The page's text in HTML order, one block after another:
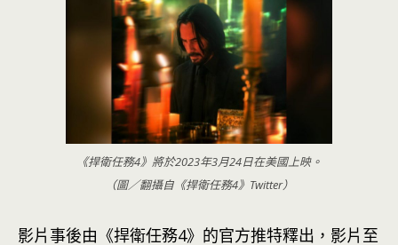
《捍衛任務4》將於2023年3月24日在美國上映。
（圖／翻攝自《捍衛任務4》Twitter）
影片事後由《捍衛任務4》的官方推特釋出，影片至